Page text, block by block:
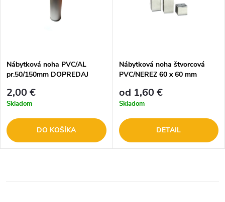
Nábytková noha PVC/AL
pr.50/150mm DOPREDAJ
2,00 €
Skladom
DO KOŠÍKA
Nábytková noha štvorcová
PVC/NEREZ 60 x 60 mm
od 1,60 €
Skladom
DETAIL